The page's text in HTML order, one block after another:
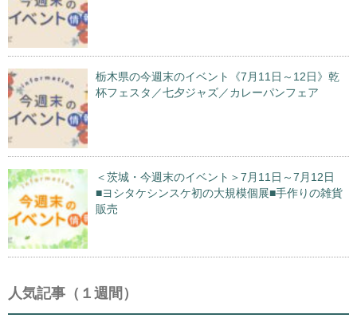
栃木県の今週末のイベント《7月11日～12日》乾
杯フェスタ／七夕ジャズ／カレーパンフェア
＜茨城・今週末のイベント＞7月11日～7月12日
■ヨシタケシンスケ初の大規模個展■手作りの雑貨
販売
人気記事（１週間）